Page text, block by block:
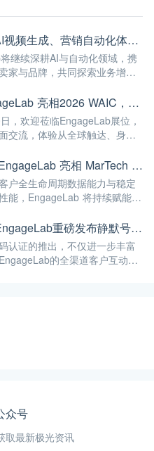
AI客服、AI视频生成、营销自动化体验全线爆满！极光旗下EngageLab杭交会现场高能回顾
继续深耕AI与自动化领域，携
家与品牌，共同探索业务增长
生意持续进化！
极光 EngageLab 亮相2026 WAIC，邀您共探 AI 原生客户互动新范式
，欢迎莅临EngageLab展位，
交流，体验从全球触达、身份
相见，共话AI驱动的客户互动 极光旗下 EngageLab 亮相 MarTech HK Summit，以AI原生全渠道客户互动方案驱动企业增长
户全生命周期数据能力与稳定
能，EngageLab 将持续赋能品
化转型的进程。
极光旗下EngageLab重磅发布静默号码认证（Silent Auth）
认证的推出，不仅进一步丰富
的全渠道客户互动矩
众号
取最新极光资讯